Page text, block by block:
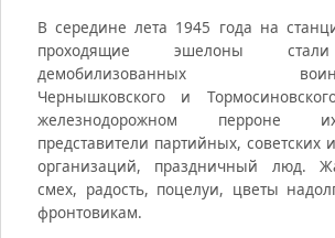
В середине лета 1945 года на
проходящие эшелоны стали
демобилизованных воинов-
Чернышковского и
железнодорожном перроне
представители партийных, советских
организаций, праздничный люд.
смех, радость, поцелуи, цветы
фронтовикам.